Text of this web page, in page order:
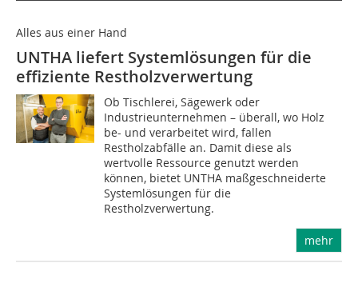
Alles aus einer Hand
UNTHA liefert Systemlösungen für die
effiziente Restholzverwertung
Ob Tischlerei, Sägewerk oder
Industrieunternehmen – überall, wo Holz
be- und verarbeitet wird, fallen
Restholzabfälle an. Damit diese als
wertvolle Ressource genutzt werden
können, bietet UNTHA maßgeschneiderte
Systemlösungen für die
Restholzverwertung.
mehr